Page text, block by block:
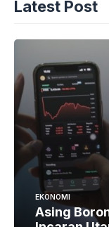
Latest Post
EKONOMI
Asing